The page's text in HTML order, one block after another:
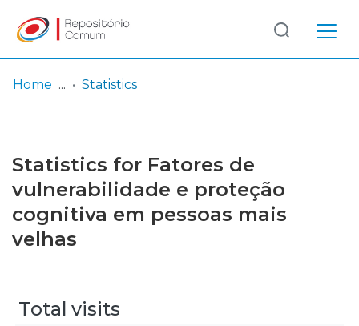
Browse repository
Entities
Log
In
(current)
Home Statistics
Statistics for Fatores de
vulnerabilidade e proteção
cognitiva em pessoas mais
velhas
Total visits